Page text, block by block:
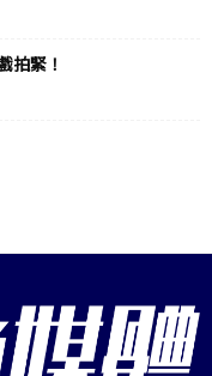
拍緊！